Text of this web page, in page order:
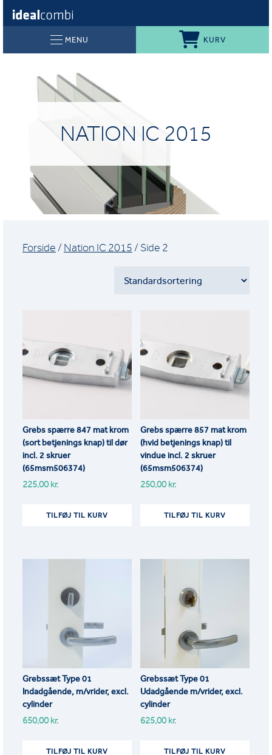
MENU KURV
NATION IC 2015
Forside / Nation IC 2015 / Side 2
Grebs spærre 847 mat krom
(sort betjenings knap) til dør
incl. 2 skruer
(65msm506374)
225,00kr.
TILFØJ TIL KURV
Grebs spærre 857 mat krom
(hvid betjenings knap) til
vindue incl. 2 skruer
(65msm506374)
250,00kr.
TILFØJ TIL KURV
Grebssæt Type 01
Indadgående, m/vrider, excl.
cylinder
650,00kr.
TILFØJ TIL KURV
Grebssæt Type 01
Udadgående m/vrider, excl.
cylinder
625,00kr.
TILFØJ TIL KURV